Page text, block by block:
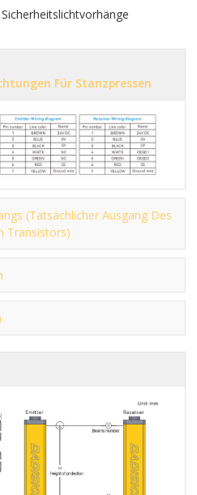
Für Stanzpressen
(tatsächlicher Ausgang Des
Transistors)